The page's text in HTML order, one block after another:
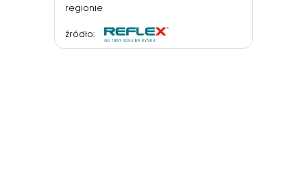
regionie
źródło: